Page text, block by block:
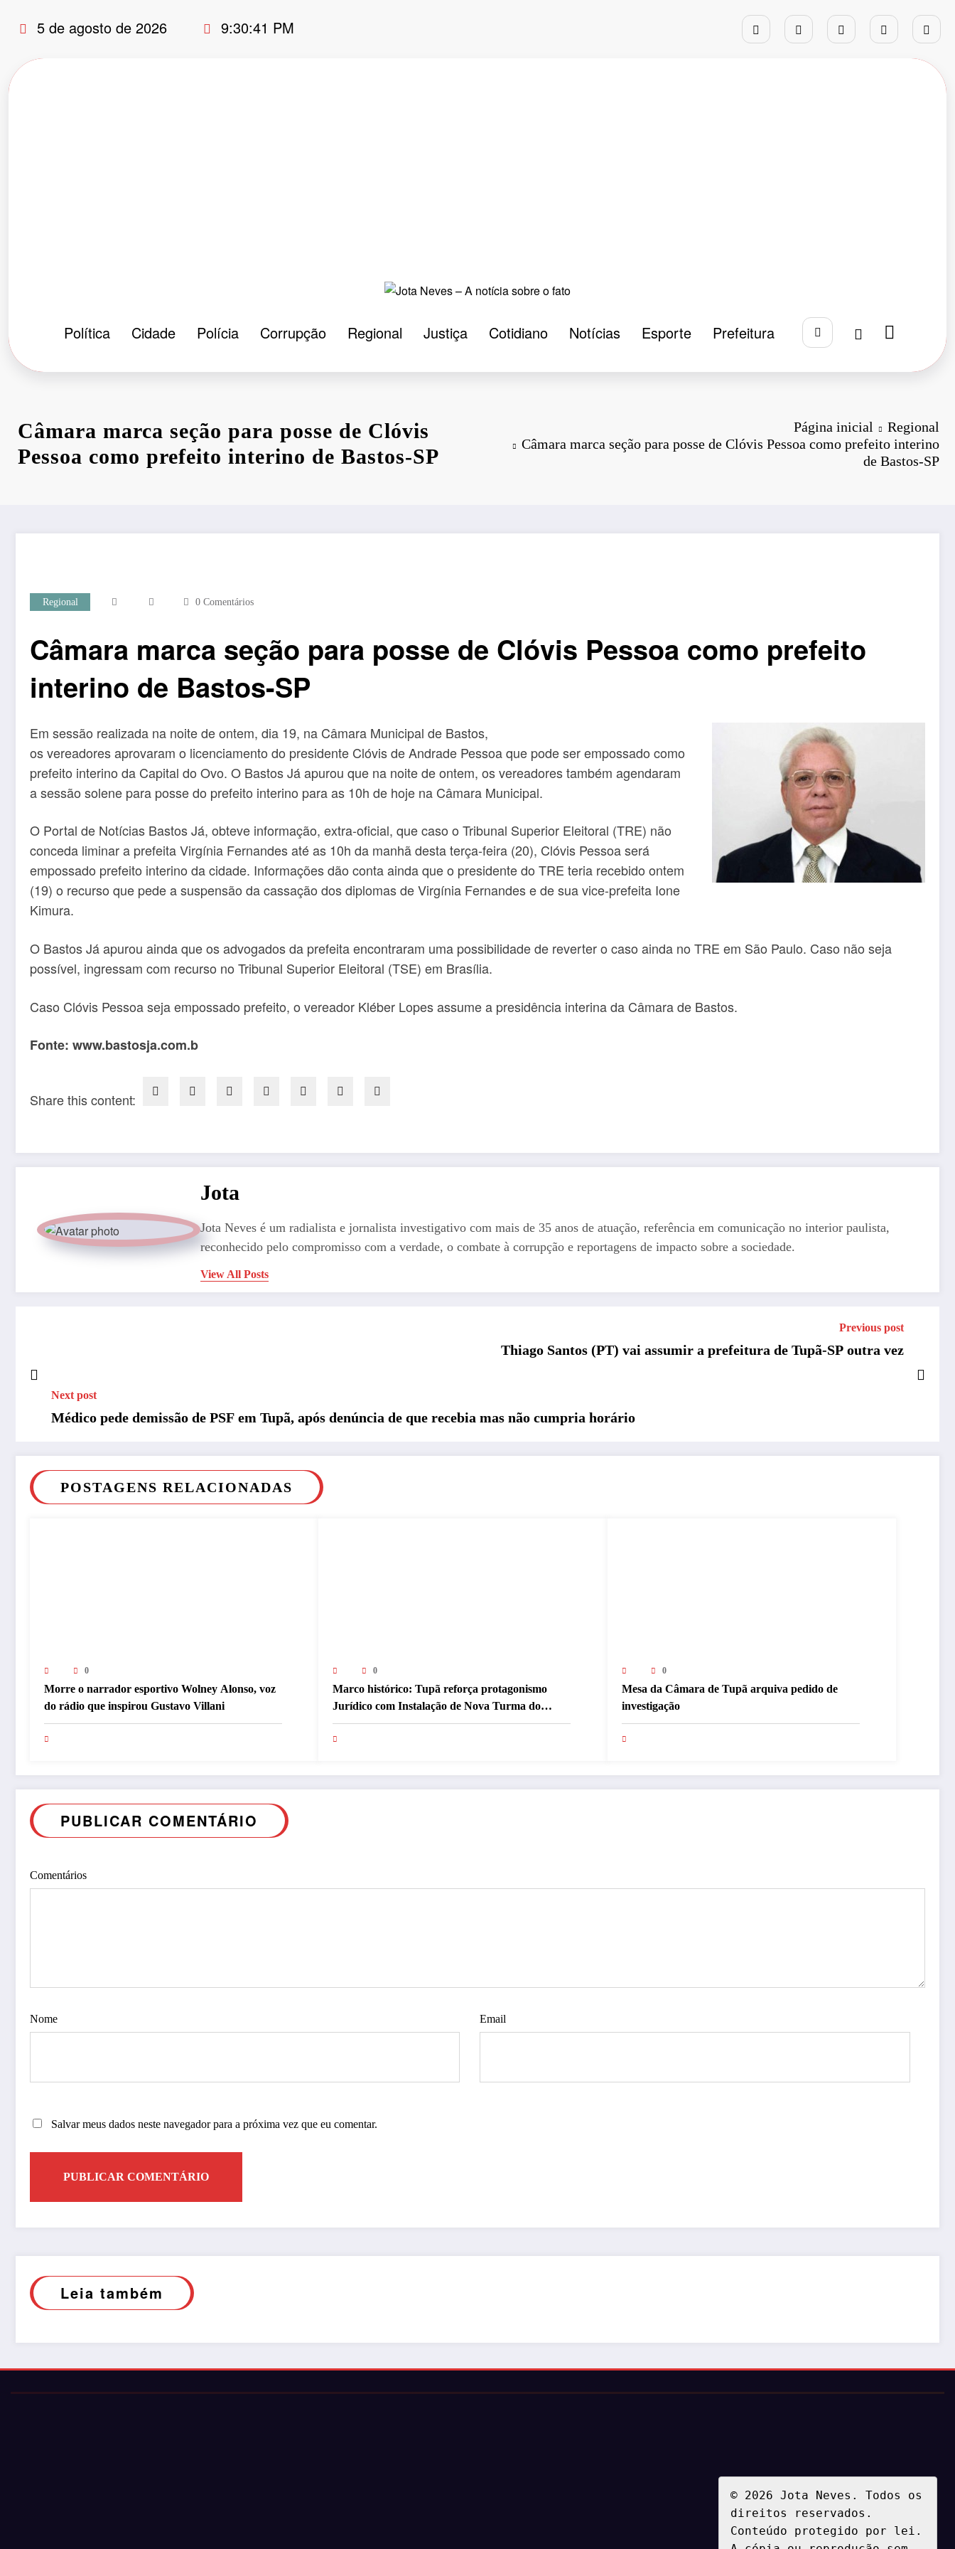
para
conteúdo
5 de agosto de 2026 9:30:42 PM
Política Cidade Polícia Corrupção Regional Justiça Cotidiano Notícias Esporte Prefeitura
Câmara marca seção para posse de Clóvis
Pessoa como prefeito interino de Bastos-SP
Página inicial
Regional
Câmara marca seção para posse de Clóvis Pessoa como prefeito interino
de Bastos-SP
Regional 0 Comentários
Câmara marca seção para posse de Clóvis Pessoa como prefeito
interino de Bastos-SP
Em sessão realizada na noite de ontem, dia 19, na Câmara Municipal de Bastos,
os vereadores aprovaram o licenciamento do presidente Clóvis de Andrade Pessoa que pode ser empossado como
prefeito interino da Capital do Ovo. O Bastos Já apurou que na noite de ontem, os vereadores também agendaram
a sessão solene para posse do prefeito interino para as 10h de hoje na Câmara Municipal.
O Portal de Notícias Bastos Já, obteve informação, extra-oficial, que caso o Tribunal Superior Eleitoral (TRE) não
conceda liminar a prefeita Virgínia Fernandes até as 10h da manhã desta terça-feira (20), Clóvis Pessoa será
empossado prefeito interino da cidade. Informações dão conta ainda que o presidente do TRE teria recebido ontem
(19) o recurso que pede a suspensão da cassação dos diplomas de Virgínia Fernandes e de sua vice-prefeita Ione
Kimura.
O Bastos Já apurou ainda que os advogados da prefeita encontraram uma possibilidade de reverter o caso ainda no TRE em São Paulo. Caso não seja
possível, ingressam com recurso no Tribunal Superior Eleitoral (TSE) em Brasília.
Caso Clóvis Pessoa seja empossado prefeito, o vereador Kléber Lopes assume a presidência interina da Câmara de Bastos.
Fonte: www.bastosja.com.b
Share this content:
Jota
Jota Neves é um radialista e jornalista investigativo com mais de 35 anos de atuação, referência em comunicação no interior paulista,
reconhecido pelo compromisso com a verdade, o combate à corrupção e reportagens de impacto sobre a sociedade.
View All Posts
Previous post
Thiago Santos (PT) vai assumir a prefeitura de Tupã-SP outra vez
Next post
Médico pede demissão de PSF em Tupã, após denúncia de que recebia mas não cumpria horário
POSTAGENS RELACIONADAS
0
Morre o narrador esportivo Wolney Alonso, voz
do rádio que inspirou Gustavo Villani
0
Marco histórico: Tupã reforça protagonismo
Jurídico com Instalação de Nova Turma do
Tribunal de Ética da OAB
0
Mesa da Câmara de Tupã arquiva pedido de
investigação
PUBLICAR COMENTÁRIO
Comentários
Nome Email
Salvar meus dados neste navegador para a próxima vez que eu comentar.
Leia também
© 2026 Jota Neves. Todos os
direitos reservados.
Conteúdo protegido por lei.